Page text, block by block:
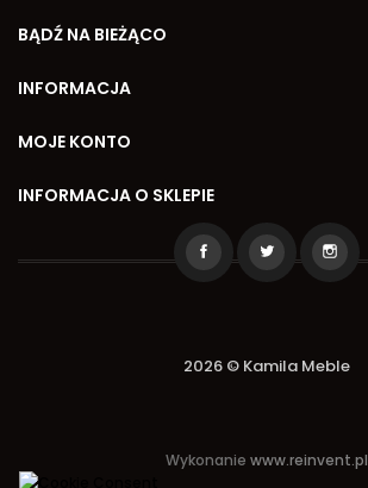
BĄDŹ NA BIEŻĄCO
INFORMACJA
MOJE KONTO
INFORMACJA O SKLEPIE
2026 © Kamila Meble
Wykonanie www.reinvent.pl